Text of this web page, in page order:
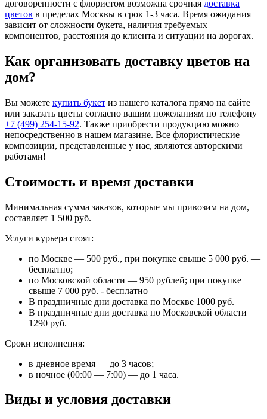
договоренности с флористом возможна срочная доставка
цветов в пределах Москвы в срок 1-3 часа. Время ожидания
зависит от сложности букета, наличия требуемых
компонентов, расстояния до клиента и ситуации на дорогах.
Как организовать доставку цветов на
дом?
Вы можете купить букет из нашего каталога прямо на сайте
или заказать цветы согласно вашим пожеланиям по телефону
+7 (499) 254-15-92. Также приобрести продукцию можно
непосредственно в нашем магазине. Все флористические
композиции, представленные у нас, являются авторскими
работами!
Стоимость и время доставки
Минимальная сумма заказов, которые мы привозим на дом,
составляет 1 500 руб.
Услуги курьера стоят:
по Москве — 500 руб., при покупке свыше 5 000 руб. —
бесплатно;
по Московской области — 950 рублей; при покупке
свыше 7 000 руб. - бесплатно
В праздничные дни доставка по Москве 1000 руб.
В праздничные дни доставка по Московской области
1290 руб.
Сроки исполнения:
в дневное время — до 3 часов;
в ночное (00:00 — 7:00) — до 1 часа.
Виды и условия доставки